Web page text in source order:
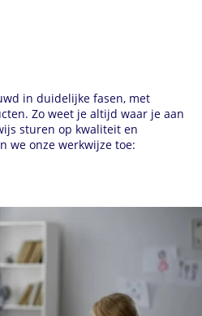
in duidelijke fasen, met
Zo weet je altijd waar je aan
sturen op kwaliteit en
we onze werkwijze toe: